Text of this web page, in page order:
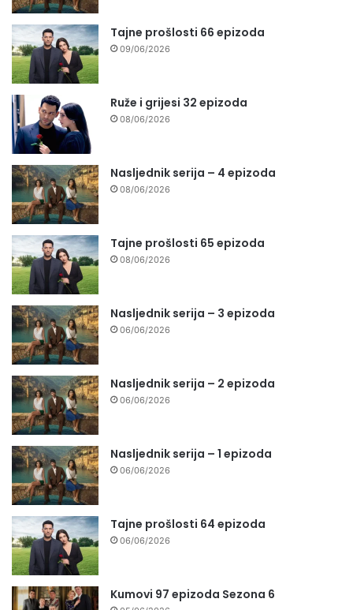
Tajne prošlosti 66 epizoda
09/06/2026
Ruže i grijesi 32 epizoda
08/06/2026
Nasljednik serija – 4 epizoda
08/06/2026
Tajne prošlosti 65 epizoda
08/06/2026
Nasljednik serija – 3 epizoda
06/06/2026
Nasljednik serija – 2 epizoda
06/06/2026
Nasljednik serija – 1 epizoda
06/06/2026
Tajne prošlosti 64 epizoda
06/06/2026
Kumovi 97 epizoda Sezona 6